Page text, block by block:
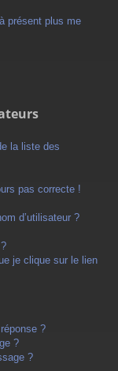
présent plus me
la liste des
pas correcte !
d’utilisateur ?
je clique sur le lien
?
?
?